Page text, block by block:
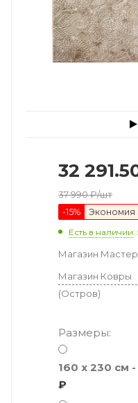
32
37 990₽/шт
-15% Экономия
Есть в наличии:
Магазин Мастер
Магазин Ковры
(Остров)
Размеры:
160 x 230 см -
₽